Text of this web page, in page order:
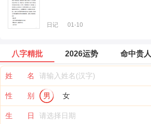
日记 01-10
八字精批 2026运势 命中贵人
姓 名
性 别 男 女
生 日